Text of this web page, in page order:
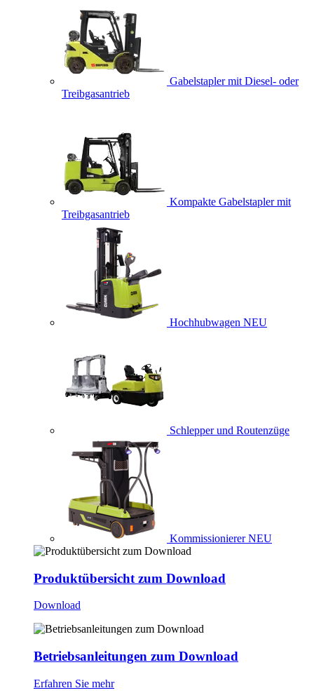
Gabelstapler mit Diesel- oder
Treibgasantrieb
Kompakte Gabelstapler mit
Treibgasantrieb
Hochhubwagen NEU
Schlepper und Routenzüge
Kommissionierer NEU
Produktübersicht zum Download
Download
Betriebsanleitungen zum Download
Erfahren Sie mehr